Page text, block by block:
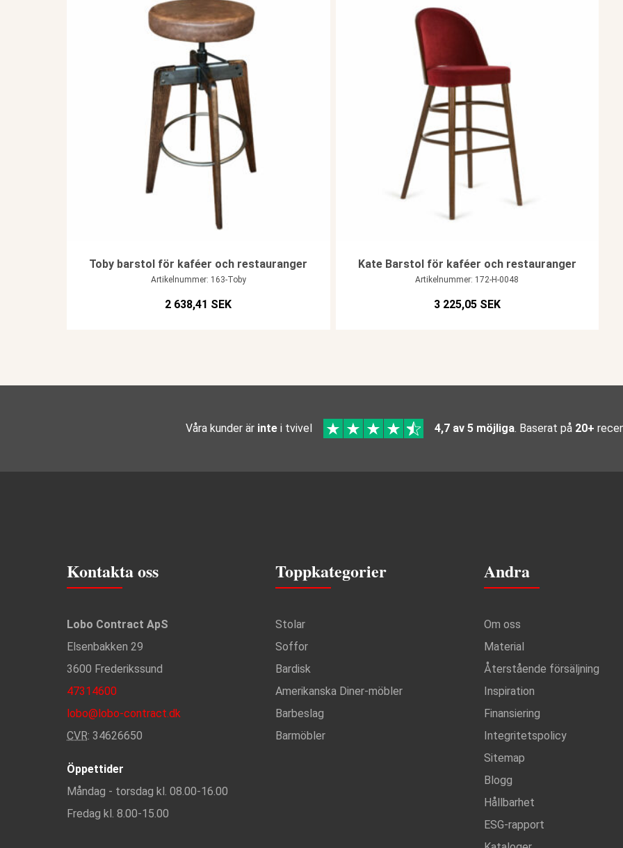
Toby barstol för kaféer och restauranger
Artikelnummer: 163-Toby
2 638,41 SEK
Kate Barstol för kaféer och restauranger
Artikelnummer: 172-H-0048
3 225,05 SEK
Våra kunder är inte i tvivel 4,7 av 5 möjliga. Baserat på 20+
Kontakta oss
Lobo Contract ApS
Elsenbakken 29
3600 Frederikssund
47314600
lobo@lobo-contract.dk
CVR: 34626650
Öppettider
Måndag - torsdag kl. 08.00-16.00
Fredag kl. 8.00-15.00
Toppkategorier
Stolar
Soffor
Bardisk
Amerikanska Diner-möbler
Barbeslag
Barmöbler
Andra
Om oss
Material
Återstående försäljning
Inspiration
Finansiering
Integritetspolicy
Sitemap
Blogg
Hållbarhet
ESG-rapport